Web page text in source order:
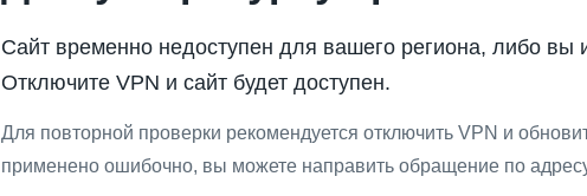
Сайт временно недоступен для вашего региона, либо вы
Отключите VPN и сайт будет доступен.
Для повторной проверки рекомендуется отключить VPN и
применено ошибочно, вы можете направить обращение по